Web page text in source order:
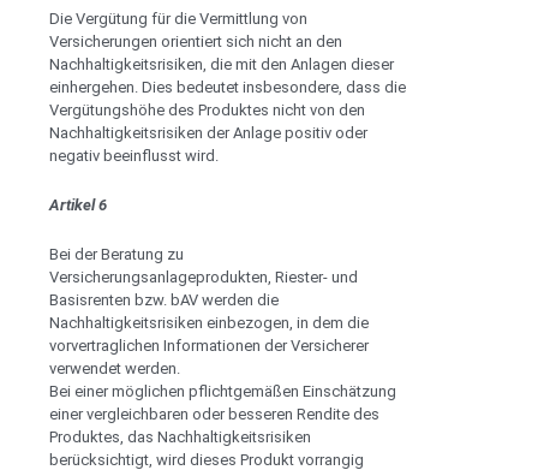
Die Vergütung für die Vermittlung von
Versicherungen orientiert sich nicht an den
Nachhaltigkeitsrisiken, die mit den Anlagen dieser
einhergehen. Dies bedeutet insbesondere, dass die
Vergütungshöhe des Produktes nicht von den
Nachhaltigkeitsrisiken der Anlage positiv oder
negativ beeinflusst wird.
Artikel 6
Bei der Beratung zu
Versicherungsanlageprodukten, Riester- und
Basisrenten bzw. bAV werden die
Nachhaltigkeitsrisiken einbezogen, in dem die
vorvertraglichen Informationen der Versicherer
verwendet werden.
Bei einer möglichen pflichtgemäßen Einschätzung
einer vergleichbaren oder besseren Rendite des
Produktes, das Nachhaltigkeitsrisiken
berücksichtigt, wird dieses Produkt vorrangig